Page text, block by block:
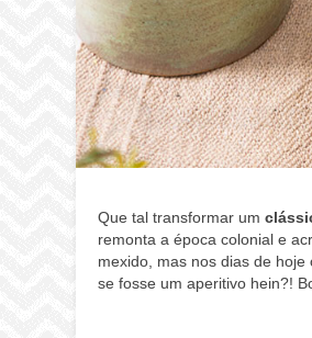
Que tal transformar um
remonta a época colonial e
mexido, mas nos dias de
se fosse um aperitivo hein?!